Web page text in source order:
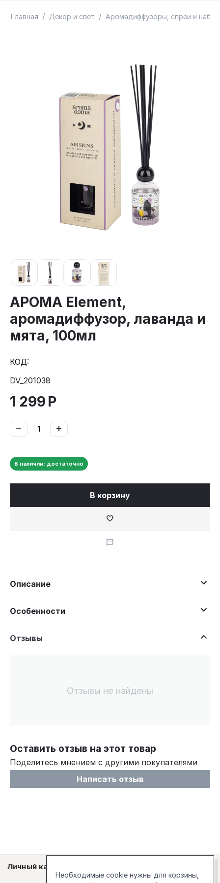
Главная / Декор и свет / Аромадиффузоры, спреи и
АРОМА Element,
аромадиффузор, лаванда и
мята, 100мл
КОД:
DV_201038
1 299 Р
+
−
В наличии: достаточно
В корзину
Описание
Особенности
Отзывы
Отзывы не найдены
Оставить отзыв на этот товар
Поделитесь мнением с другими покупателями
Написать отзыв
Личный кабинет
Необходимые cookie нужны для корзины,